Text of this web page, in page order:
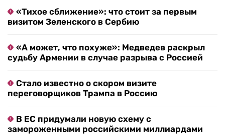
«Тихое сближение»: что стоит за первым
визитом Зеленского в Сербию
«А может, что похуже»: Медведев раскрыл
судьбу Армении в случае разрыва с Россией
Стало известно о скором визите
переговорщиков Трампа в Россию
В ЕС придумали новую схему с
замороженными российскими миллиардами